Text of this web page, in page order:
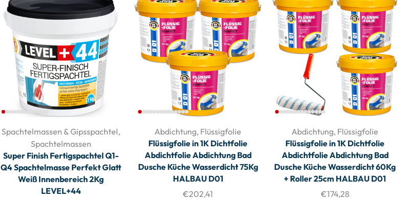
Spachtelmassen & Gipsspachtel,
Spachtelmassen
Super Finish Fertigspachtel Q1-
Q4 Spachtelmasse Perfekt Glatt
Weiß Innenbereich 2Kg
LEVEL+44
Abdichtung, Flüssigfolie
Flüssigfolie in 1K Dichtfolie
Abdichtfolie Abdichtung Bad
Dusche Küche Wasserdicht 75Kg
HALBAU D01
€202,41
Abdichtung, Flüssigfolie
Flüssigfolie in 1K Dichtfolie
Abdichtfolie Abdichtung Bad
Dusche Küche Wasserdicht 60Kg
+ Roller 25cm HALBAU D01
€174,28